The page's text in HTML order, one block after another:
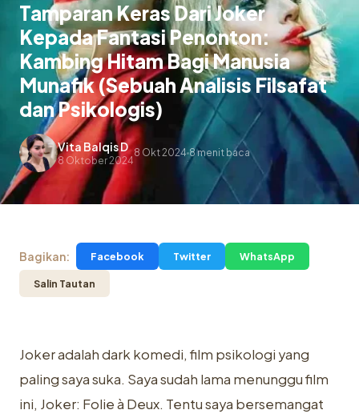
Tamparan Keras Dari Joker
Kepada Fantasi Penonton:
Kambing Hitam Bagi Manusia
Munafik (Sebuah Analisis Filsafat
dan Psikologis)
Vita Balqis D
8 Oktober 2024
8 Okt 2024.8 menit baca
Bagikan: Facebook Twitter WhatsApp
Salin Tautan
Joker adalah dark komedi, film psikologi yang
paling saya suka. Saya sudah lama menunggu film
ini, Joker: Folie à Deux. Tentu saya bersemangat